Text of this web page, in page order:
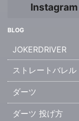
Instagram
BLOG
JOKERDRIVER
ストレートバレル
ダーツ
ダーツ 投げ方